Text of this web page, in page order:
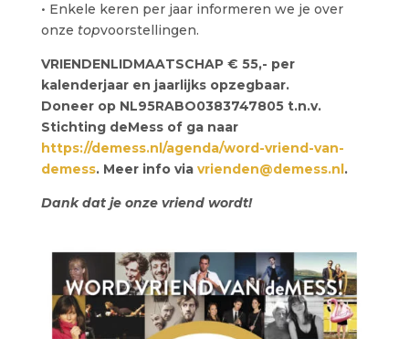
• Enkele keren per jaar informeren we je over
onze topvoorstellingen.
VRIENDENLIDMAATSCHAP € 55,- per
kalenderjaar en jaarlijks opzegbaar.
Doneer op NL95RABO0383747805 t.n.v.
Stichting deMess of ga naar
https://demess.nl/agenda/word-vriend-van-
demess. Meer info via vrienden@demess.nl.
Dank dat je onze vriend wordt!